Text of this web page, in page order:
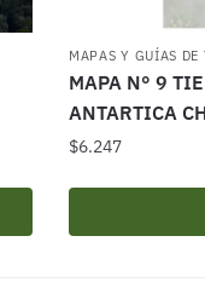
MAPAS Y GUÍAS DE
MAPA N° 9
ANTARTICA
$6.247